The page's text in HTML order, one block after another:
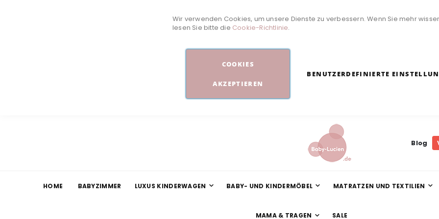
Wir verwenden Cookies, um unsere Dienste zu verbessern. Wenn Sie mehr
lesen Sie bitte die Cookie-Richtlinie.
COOKIES
AKZEPTIEREN
BENUTZERDEFINIERTE
Blog
HOME BABYZIMMER LUXUS KINDERWAGEN BABY- UND KINDERMÖBEL MATRATZEN UND TEXTILIEN
MAMA & TRAGEN SALE